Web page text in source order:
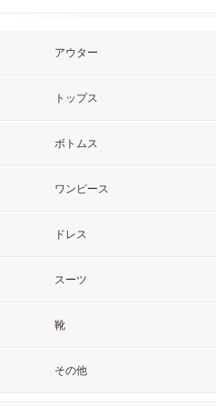
アウター
トップス
ボトムス
ワンピース
ドレス
スーツ
靴
その他